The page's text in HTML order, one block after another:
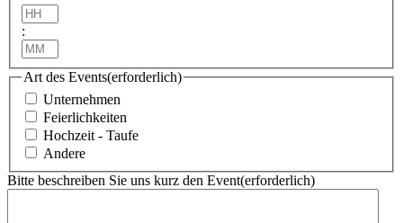
:
Art des Events(erforderlich)
Unternehmen
Feierlichkeiten
Hochzeit - Taufe
Andere
Bitte beschreiben Sie uns kurz den Event(erforderlich)